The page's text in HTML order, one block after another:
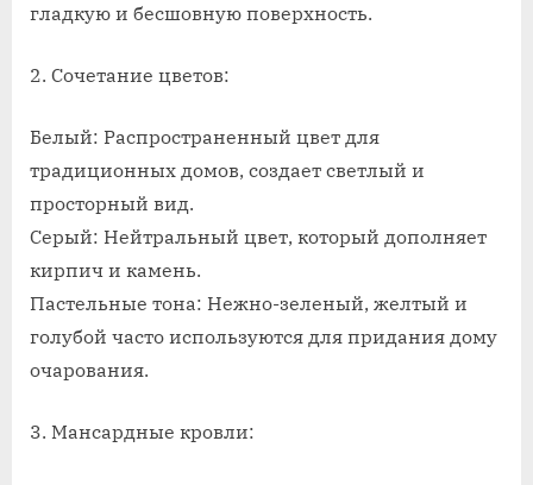
гладкую и бесшовную поверхность.
2. Сочетание цветов:
Белый: Распространенный цвет для
традиционных домов, создает светлый и
просторный вид.
Серый: Нейтральный цвет, который дополняет
кирпич и камень.
Пастельные тона: Нежно-зеленый, желтый и
голубой часто используются для придания дому
очарования.
3. Мансардные кровли: